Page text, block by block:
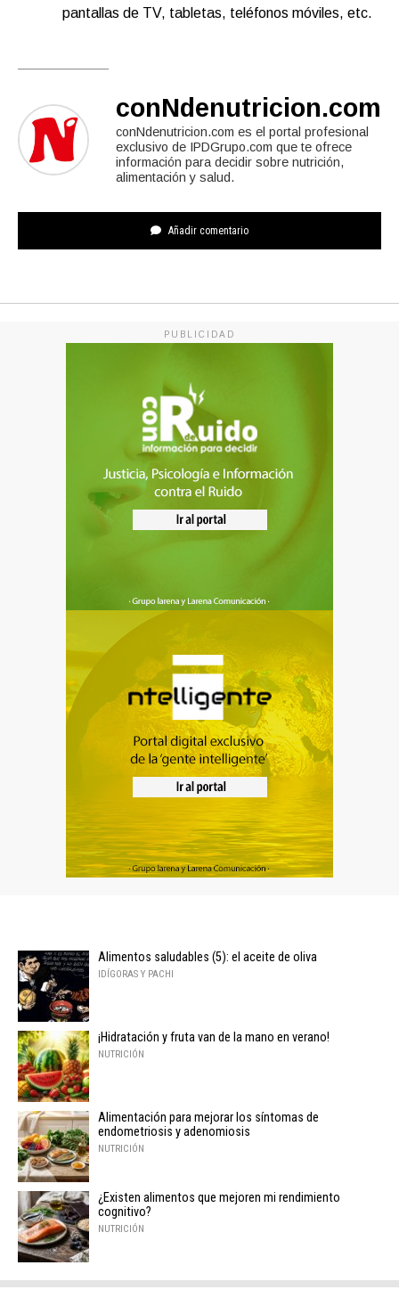
pantallas de TV, tabletas, teléfonos móviles, etc.
conNdenutricion.com
conNdenutricion.com es el portal profesional
exclusivo de IPDGrupo.com que te ofrece
información para decidir sobre nutrición,
alimentación y salud.
Añadir comentario
PUBLICIDAD
Alimentos saludables (5): el aceite de oliva
IDÍGORAS Y PACHI
¡Hidratación y fruta van de la mano en verano!
NUTRICIÓN
Alimentación para mejorar los síntomas de
endometriosis y adenomiosis
NUTRICIÓN
¿Existen alimentos que mejoren mi rendimiento
cognitivo?
NUTRICIÓN